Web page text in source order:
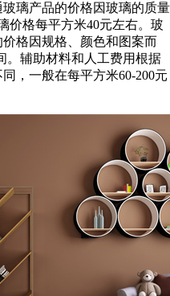
璃产品的价格因玻璃的质量
价格每平方米40元左右。玻
格因规格、颜色和图案而
。辅助材料和人工费用根据
，一般在每平方米60-200元